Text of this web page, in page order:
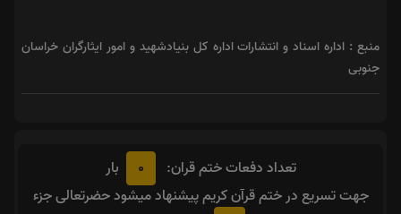
منبع : اداره اسناد و انتشارات اداره کل بنیادشهید و امور ایثارگران خراسان
جنوبی
تعداد دفعات ختم قران: 0
بار
جهت تسریع در ختم قرآن کریم پیشنهاد میشود حضرتعالی جزء